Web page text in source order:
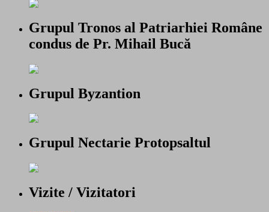
Grupul Tronos al Patriarhiei Române
condus de Pr. Mihail Bucă
Grupul Byzantion
Grupul Nectarie Protopsaltul
Vizite / Vizitatori